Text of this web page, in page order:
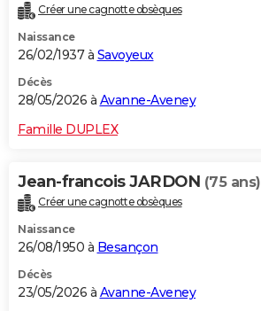
Créer une cagnotte obsèques
Naissance
26/02/1937 à Savoyeux
Décès
28/05/2026 à Avanne-Aveney
Famille DUPLEX
Jean-francois JARDON (75 ans)
Créer une cagnotte obsèques
Naissance
26/08/1950 à Besançon
Décès
23/05/2026 à Avanne-Aveney